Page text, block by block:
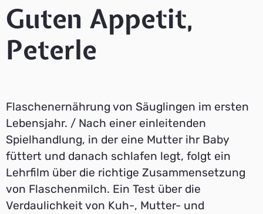
Guten Appetit,
Peterle
Flaschenernährung von Säuglingen im ersten
Lebensjahr. / Nach einer einleitenden
Spielhandlung, in der eine Mutter ihr Baby
füttert und danach schlafen legt, folgt ein
Lehrfilm über die richtige Zusammensetzung
von Flaschenmilch. Ein Test über die
Verdaulichkeit von Kuh-, Mutter- und